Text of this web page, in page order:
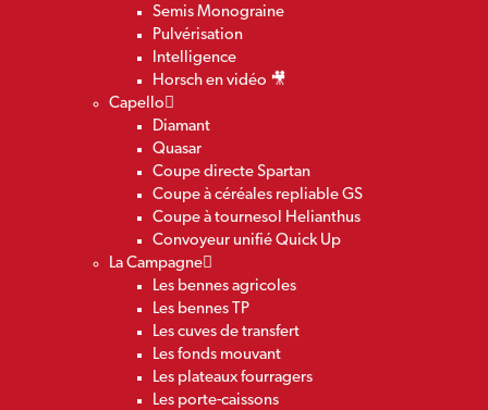
Semis Monograine
Pulvérisation
Intelligence
Horsch en vidéo 🎥
Capello
Diamant
Quasar
Coupe directe Spartan
Coupe à céréales repliable GS
Coupe à tournesol Helianthus
Convoyeur unifié Quick Up
La Campagne
Les bennes agricoles
Les bennes TP
Les cuves de transfert
Les fonds mouvant
Les plateaux fourragers
Les porte-caissons